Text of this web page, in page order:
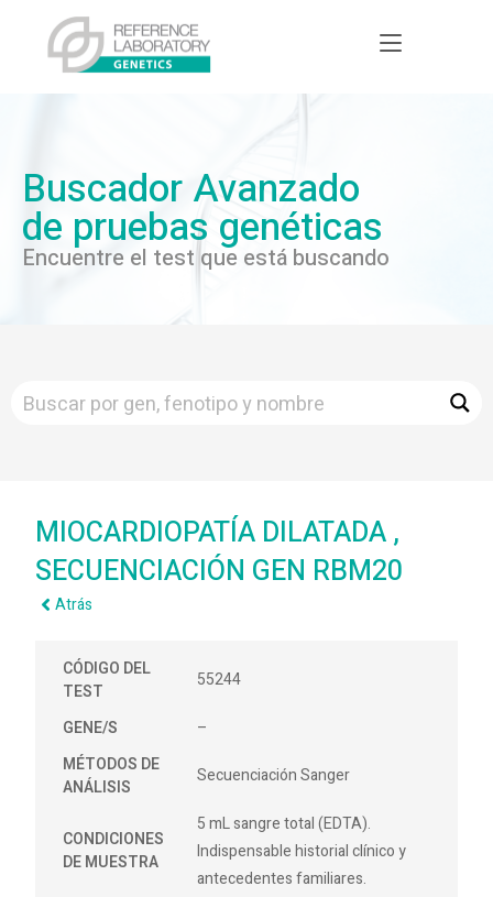
Buscador Avanzado
de pruebas genéticas
Encuentre el test que está buscando
MIOCARDIOPATÍA DILATADA ,
SECUENCIACIÓN GEN RBM20
Atrás
CÓDIGO DEL
TEST
55244
GENE/S
–
MÉTODOS DE
ANÁLISIS
Secuenciación Sanger
CONDICIONES
DE MUESTRA
5 mL sangre total (EDTA).
Indispensable historial clínico y
antecedentes familiares.